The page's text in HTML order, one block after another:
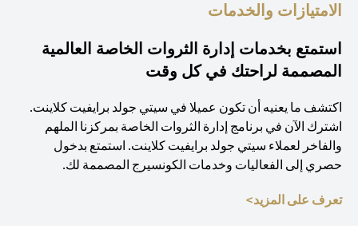
الامتيازات والخدمات
استمتع بخدمات إدارة الثروات الخاصة العالمية
المصممة لراحتك في كل وقت
اكتشف ما يعنيه أن تكون عميلا في سيتي جولد برايفيت كلاينت.
اشترك الآن في برنامج إدارة الثروات الخاصة بمركزنا الملهم
والفاخر لعملاء سيتي جولد برايفيت كلاينت. استمتع بدخول
حصري إلى الفعاليات وخدمات الكونسيرج المصممة لك.
تعرف على المزيد>